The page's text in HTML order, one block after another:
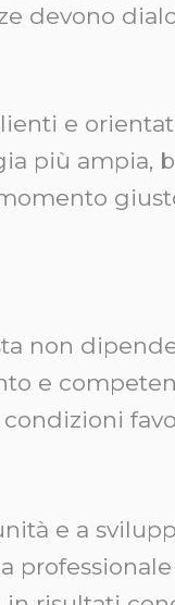
devono
e
più ampia,
non
e
e a